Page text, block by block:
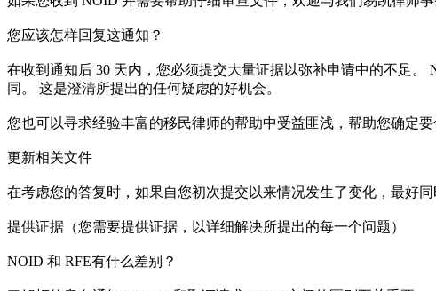
您应该怎样回复这通知？
在收到通知后 30 天内，您必须提交大量证据以弥补申请中的不足
同。 这是澄清所提出的任何疑虑的好机会。
您也可以寻求经验丰富的移民律师的帮助中受益匪浅，帮助您确定
更新相关文件
在考虑您的答复时，如果自您初次提交以来情况发生了变化，最好同
提供证据（您需要提供证据，以详细解决所提出的每一个问题）
NOID 和 RFE有什么差别？